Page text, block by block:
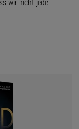
wir nicht jede